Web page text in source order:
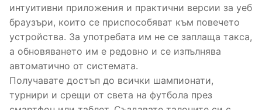
интуитивни приложения и практични версии за уеб
браузъри, които се приспособяват към повечето
устройства. За употребата им не се заплаща такса,
а обновяването им е редовно и се изпълнява
автоматично от системата.
Получавате достъп до всички шампионати,
турнири и срещи от света на футбола през